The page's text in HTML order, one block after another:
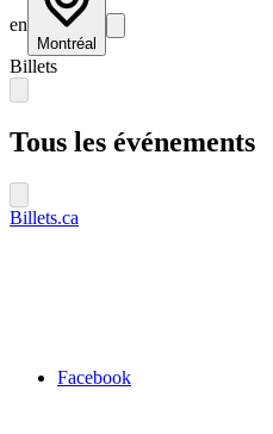
en
Montréal
Billets
Tous les événements
Billets.ca
Facebook